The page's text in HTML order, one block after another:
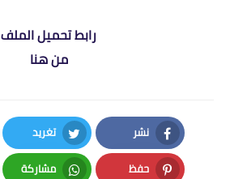
رابط تحميل الملف
من هنا
نشر
Facebook
تغريد
Twitter
حفظ مشاركة